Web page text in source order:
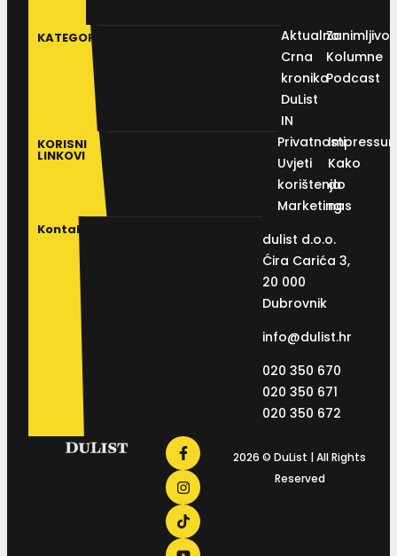
KATEGORIJE
Aktualno
Crna
kronika
DuList
IN
Kolumne
Podcast
KORISNI
LINKOVI
Privatnosti
Uvjeti
korištenja
Marketing
Kako
do
nas
Kontakt
dulist d.o.o.
Ćira Carića 3,
20 000
Dubrovnik
info@dulist.hr
020 350 670
020 350 671
020 350 672
2026 © DuList | All Rights
Reserved